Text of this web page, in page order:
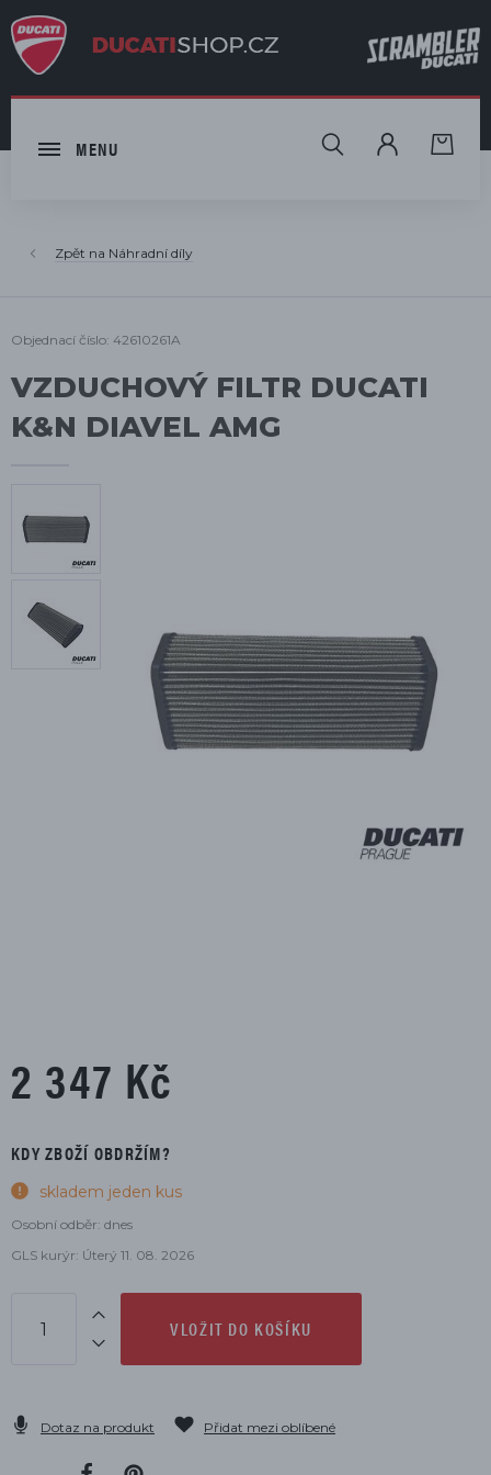
MENU HLEDAT
Náhradní díly
Objednací číslo: 42610261A
VZDUCHOVÝ FILTR DUCATI
K&N DIAVEL AMG
2 347 Kč
KDY ZBOŽÍ OBDRŽÍM?
skladem jeden kus
Osobní odběr: dnes
GLS kurýr: Úterý 11. 08. 2026
VLOŽIT DO KOŠÍKU
Dotaz na produkt Přidat mezi oblíbené